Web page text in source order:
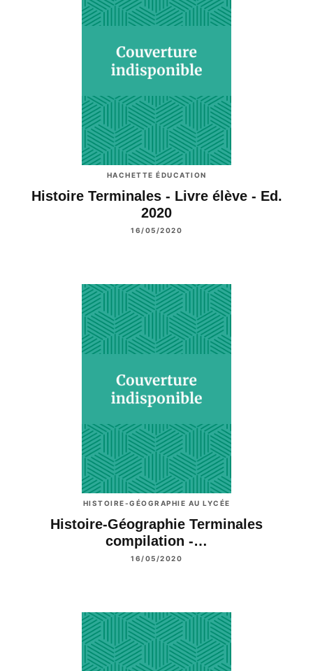
HACHETTE ÉDUCATION
Histoire Terminales - Livre élève - Ed.
2020
16/05/2020
HISTOIRE-GÉOGRAPHIE AU LYCÉE
Histoire-Géographie Terminales
compilation -…
16/05/2020